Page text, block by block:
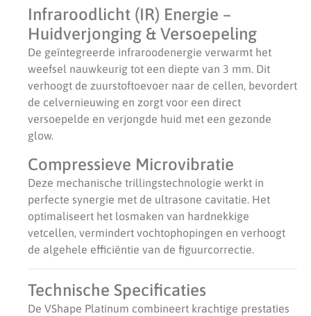
Infraroodlicht (IR) Energie –
Huidverjonging & Versoepeling
De geïntegreerde infraroodenergie verwarmt het
weefsel nauwkeurig tot een diepte van 3 mm. Dit
verhoogt de zuurstoftoevoer naar de cellen, bevordert
de celvernieuwing en zorgt voor een direct
versoepelde en verjongde huid met een gezonde
glow.
Compressieve Microvibratie
Deze mechanische trillingstechnologie werkt in
perfecte synergie met de ultrasone cavitatie. Het
optimaliseert het losmaken van hardnekkige
vetcellen, vermindert vochtophopingen en verhoogt
de algehele efficiëntie van de figuurcorrectie.
Technische Specificaties
De VShape Platinum combineert krachtige prestaties